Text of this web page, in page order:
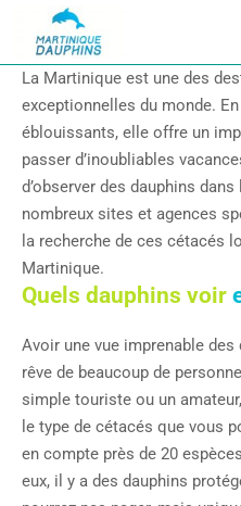
La Martinique est une des
exceptionnelles du monde.
éblouissants, elle offre un
passer d’inoubliables
d’observer des dauphins
nombreux sites et agences
la recherche de ces cétacés
Martinique.
Quels dauphins voir
Avoir une vue imprenable
rêve de beaucoup de
simple touriste ou un
le type de cétacés que vous
en compte près de 20
eux, il y a des dauphins